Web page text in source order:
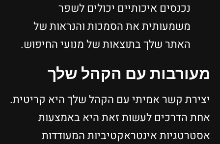
נכנסים איכותיים יכולים לשפר
משמעותית את הסמכות והנראות של
האתר שלך בתוצאות של מנועי החיפוש.
מעורבות עם הקהל שלך
יצירת קשר אמיתי עם הקהל שלך היא קריטית.
אחת הדרכים לעשות זאת היא באמצעות
אסטרטגיות אינטראקטיביות המעודדות